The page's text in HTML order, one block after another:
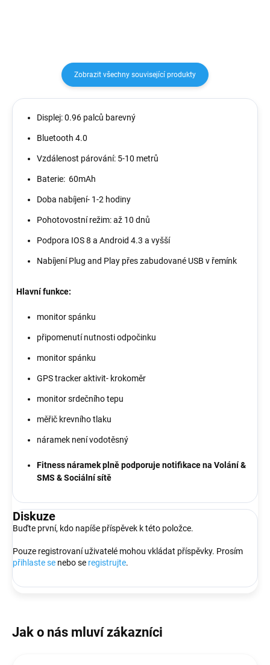
Zobrazit všechny související produkty
Displej: 0.96 palců barevný
Bluetooth 4.0
Vzdálenost párování: 5-10 metrů
Baterie: 60mAh
Doba nabíjení- 1-2 hodiny
Pohotovostní režim: až 10 dnů
Podpora IOS 8 a Android 4.3 a vyšší
Nabíjení Plug and Play přes zabudované USB v řemínk
Hlavní funkce:
monitor spánku
připomenutí nutnosti odpočinku
monitor spánku
GPS tracker aktivit- krokoměr
monitor srdečního tepu
měřič krevního tlaku
náramek není vodotěsný
Fitness náramek plně podporuje notifikace na Volání &
SMS & Sociální sítě
Diskuze
Buďte první, kdo napíše příspěvek k této položce.
Pouze registrovaní uživatelé mohou vkládat příspěvky. Prosím
přihlaste se nebo se registrujte.